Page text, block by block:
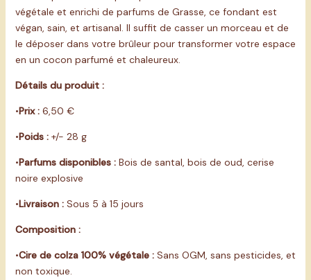
végétale et enrichi de parfums de Grasse, ce fondant est
végan, sain, et artisanal. Il suffit de casser un morceau et de
le déposer dans votre brûleur pour transformer votre espace
en un cocon parfumé et chaleureux.
Détails du produit :
•Prix :6,50 €
•Poids :+/- 28 g
•Parfums disponibles :Bois de santal, bois de oud, cerise
noire explosive
•Livraison :Sous 5 à 15 jours
Composition :
•Cire de colza 100% végétale :Sans OGM, sans pesticides, et
non toxique.